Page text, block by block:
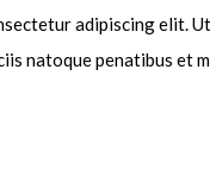
adipiscing elit.
natoque penatibus et